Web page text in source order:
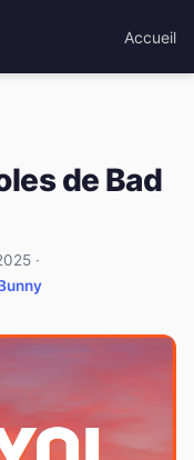
Accueil
de Bad
·